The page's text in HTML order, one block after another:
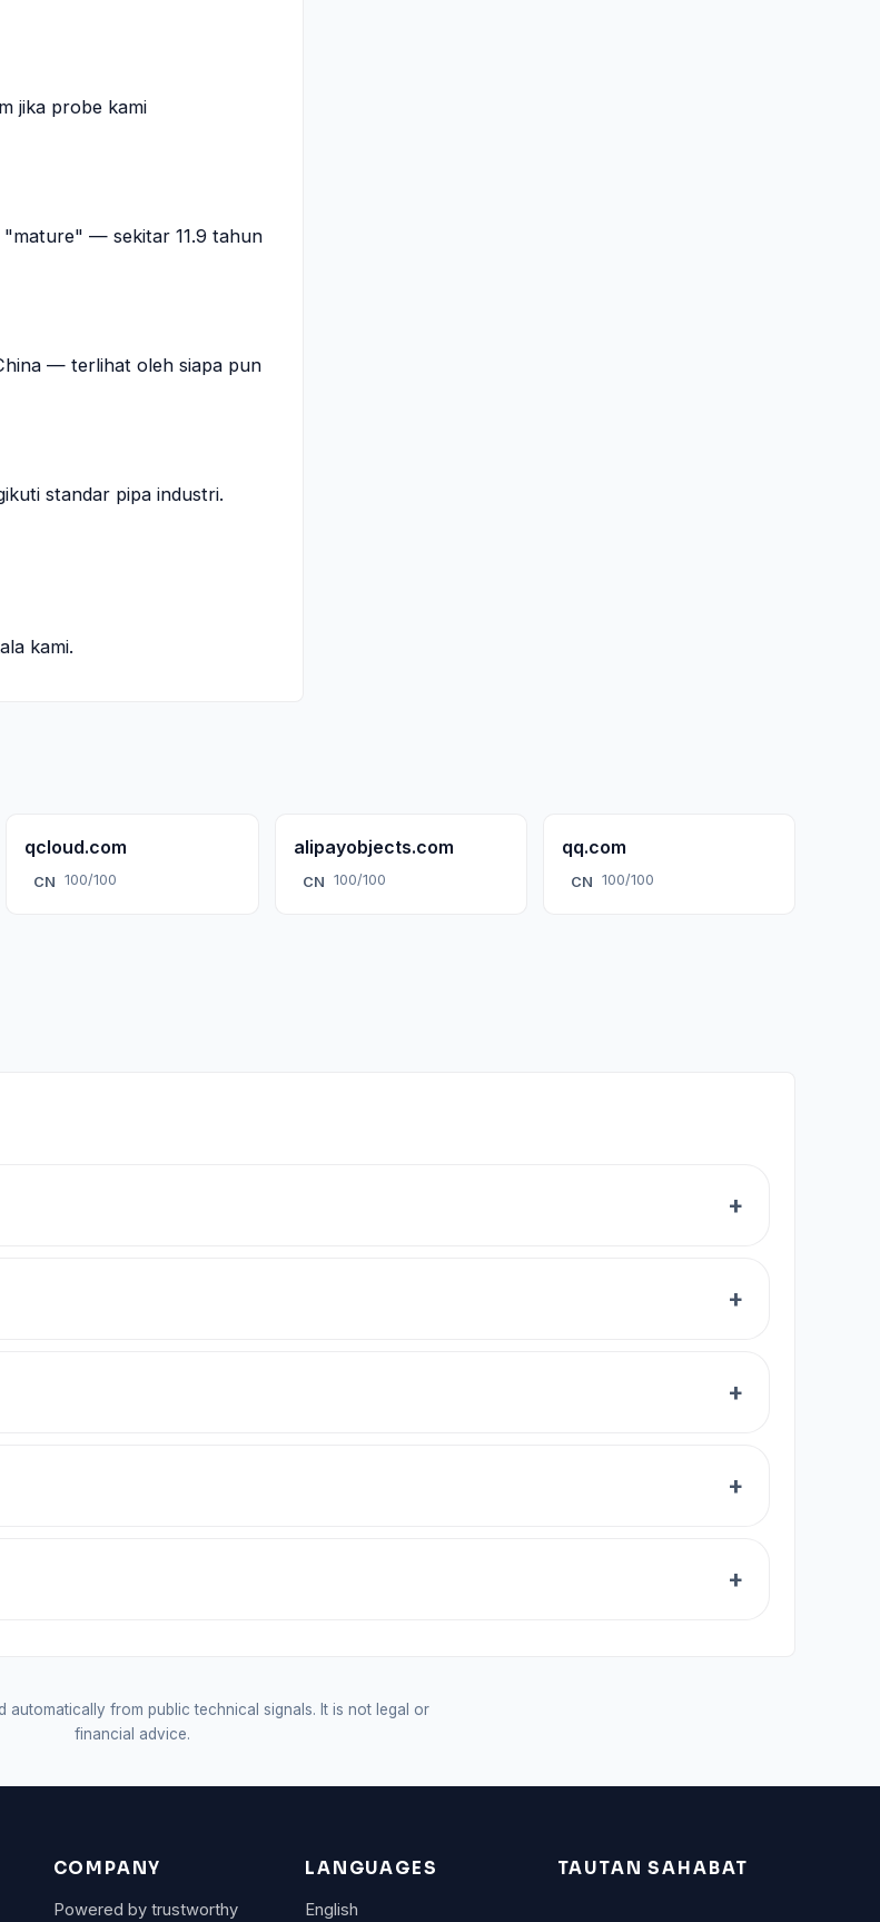
jika probe kami
"mature" — sekitar 11.9 tahun
— terlihat oleh siapa pun
standar pipa industri.
kami.
qcloud.com
CN 100/100
alipayobjects.com
CN 100/100
qq.com
CN 100/100
automatically from public technical signals. It is not legal or
financial advice.
COMPANY
Powered by trustworthy
LANGUAGES
English
TAUTAN SAHABAT